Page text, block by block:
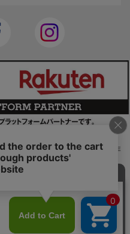
断での複製・転載を禁止します。
Rakuten Group, Inc. ALL RIGHTS RE